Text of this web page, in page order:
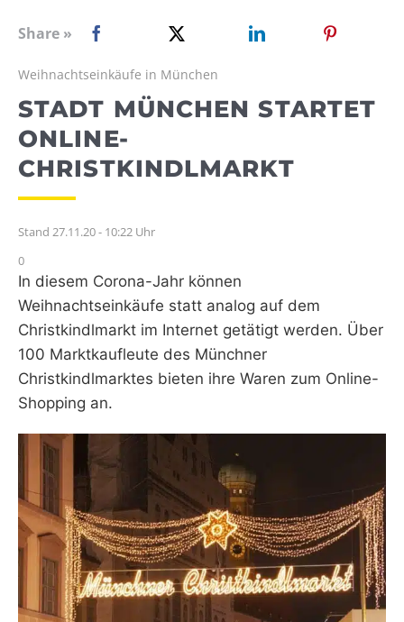
WEBRADIO
Share »
Weihnachtseinkäufe in München
STADT MÜNCHEN STARTET
ONLINE-
CHRISTKINDLMARKT
Stand 27.11.20 - 10:22 Uhr
0
In diesem Corona-Jahr können
Weihnachtseinkäufe statt analog auf dem
Christkindlmarkt im Internet getätigt werden. Über
100 Marktkaufleute des Münchner
Christkindlmarktes bieten ihre Waren zum Online-
Shopping an.